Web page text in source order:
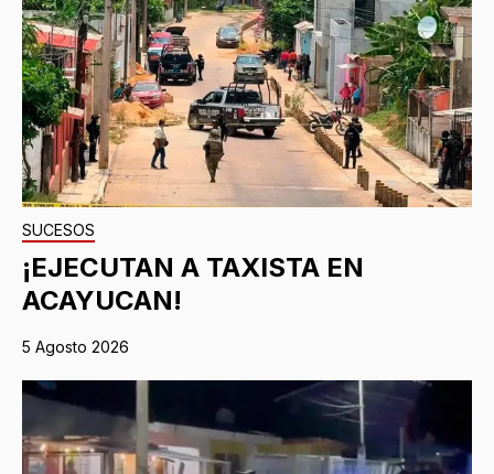
SUCESOS
¡EJECUTAN A TAXISTA EN
ACAYUCAN!
5 Agosto 2026